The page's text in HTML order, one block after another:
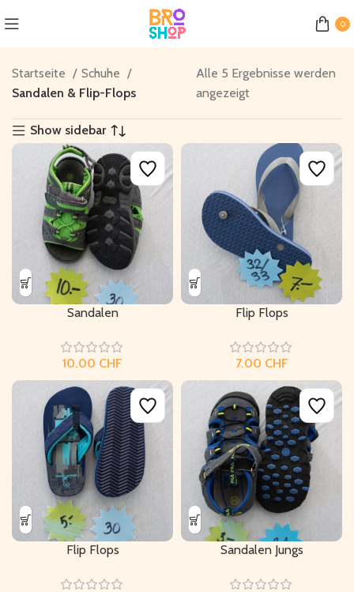
0
Startseite
Schuhe
Sandalen & Flip-Flops
Alle 5 Ergebnisse werden
angezeigt
Show sidebar
Sandalen
CHF
Flip Flops
CHF
Flip Flops Sandalen Jungs